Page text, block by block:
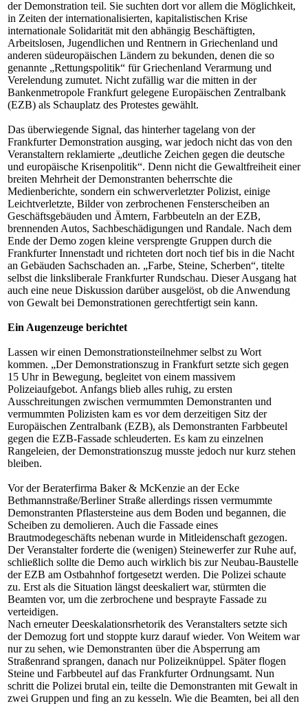
der Demonstration teil. Sie suchten dort vor allem die Möglichkeit,
in Zeiten der internationalisierten, kapitalistischen Krise
internationale Solidarität mit den abhängig Beschäftigten,
Arbeitslosen, Jugendlichen und Rentnern in Griechenland und
anderen südeuropäischen Ländern zu bekunden, denen die so
genannte „Rettungspolitik“ für Griechenland Verarmung und
Verelendung zumutet. Nicht zufällig war die mitten in der
Bankenmetropole Frankfurt gelegene Europäischen Zentralbank
(EZB) als Schauplatz des Protestes gewählt.
Das überwiegende Signal, das hinterher tagelang von der
Frankfurter Demonstration ausging, war jedoch nicht das von den
Veranstaltern reklamierte „deutliche Zeichen gegen die deutsche
und europäische Krisenpolitik“. Denn nicht die Gewaltfreiheit einer
breiten Mehrheit der Demonstranten beherrschte die
Medienberichte, sondern ein schwerverletzter Polizist, einige
Leichtverletzte, Bilder von zerbrochenen Fensterscheiben an
Geschäftsgebäuden und Ämtern, Farbbeuteln an der EZB,
brennenden Autos, Sachbeschädigungen und Randale. Nach dem
Ende der Demo zogen kleine versprengte Gruppen durch die
Frankfurter Innenstadt und richteten dort noch tief bis in die Nacht
an Gebäuden Sachschaden an. „Farbe, Steine, Scherben“, titelte
selbst die linksliberale Frankfurter Rundschau. Dieser Ausgang hat
auch eine neue Diskussion darüber ausgelöst, ob die Anwendung
von Gewalt bei Demonstrationen gerechtfertigt sein kann.
Ein Augenzeuge berichtet
Lassen wir einen Demonstrationsteilnehmer selbst zu Wort
kommen. „Der Demonstrationszug in Frankfurt setzte sich gegen
15 Uhr in Bewegung, begleitet von einem massivem
Polizeiaufgebot. Anfangs blieb alles ruhig, zu ersten
Ausschreitungen zwischen vermummten Demonstranten und
vermummten Polizisten kam es vor dem derzeitigen Sitz der
Europäischen Zentralbank (EZB), als Demonstranten Farbbeutel
gegen die EZB-Fassade schleuderten. Es kam zu einzelnen
Rangeleien, der Demonstrationszug musste jedoch nur kurz stehen
bleiben.
Vor der Beraterfirma Baker & McKenzie an der Ecke
Bethmannstraße/Berliner Straße allerdings rissen vermummte
Demonstranten Pflastersteine aus dem Boden und begannen, die
Scheiben zu demolieren. Auch die Fassade eines
Brautmodegeschäfts nebenan wurde in Mitleidenschaft gezogen.
Der Veranstalter forderte die (wenigen) Steinewerfer zur Ruhe auf,
schließlich sollte die Demo auch wirklich bis zur Neubau-Baustelle
der EZB am Ostbahnhof fortgesetzt werden. Die Polizei schaute
zu. Erst als die Situation längst deeskaliert war, stürmten die
Beamten vor, um die zerbrochene und besprayte Fassade zu
verteidigen.
Nach erneuter Deeskalationsrhetorik des Veranstalters setzte sich
der Demozug fort und stoppte kurz darauf wieder. Von Weitem war
nur zu sehen, wie Demonstranten über die Absperrung am
Straßenrand sprangen, danach nur Polizeiknüppel. Später flogen
Steine und Farbbeutel auf das Frankfurter Ordnungsamt. Nun
schritt die Polizei brutal ein, teilte die Demonstranten mit Gewalt in
zwei Gruppen und fing an zu kesseln. Wie die Beamten, bei all den